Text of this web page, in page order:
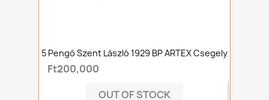
5 Pengő Szent László 1929 BP ARTEX Csegely
Ft200,000
OUT OF STOCK